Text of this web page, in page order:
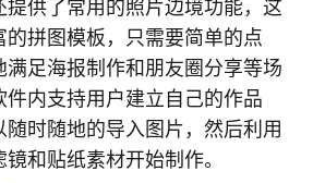
提供了常用的照片边境功能，这
的拼图模板，只需要简单的点
满足海报制作和朋友圈分享等场
件内支持用户建立自己的作品
时随地的导入图片，然后利用
和贴纸素材开始制作。